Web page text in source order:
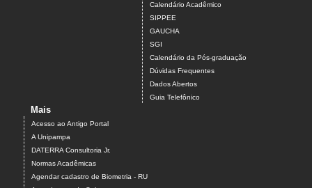
Calendário Acadêmico
SIPPEE
GAUCHA
SGI
Calendário da Pós-graduação
Dúvidas Frequentes
Dados Abertos
Guia Telefônico
Mais
Acesso ao Antigo Portal
A Unipampa
DATERRA Consultoria Jr.
Normas Acadêmicas
Agendar cadastro de Biometria - RU